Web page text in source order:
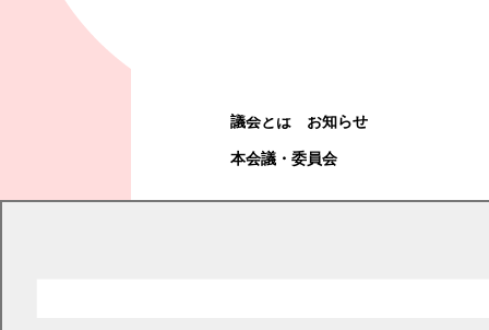
議会とは
お知らせ
本会議・委員会